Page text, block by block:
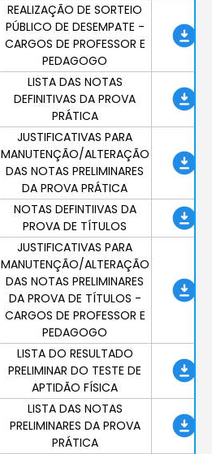
REALIZAÇÃO DE SORTEIO
PÚBLICO DE DESEMPATE -
CARGOS DE PROFESSOR E
PEDAGOGO
LISTA DAS NOTAS
DEFINITIVAS DA PROVA
PRÁTICA
JUSTIFICATIVAS PARA
MANUTENÇÃO/ALTERAÇÃO
DAS NOTAS PRELIMINARES
DA PROVA PRÁTICA
NOTAS DEFINTIIVAS DA
PROVA DE TÍTULOS
JUSTIFICATIVAS PARA
MANUTENÇÃO/ALTERAÇÃO
DAS NOTAS PRELIMINARES
DA PROVA DE TÍTULOS -
CARGOS DE PROFESSOR E
PEDAGOGO
LISTA DO RESULTADO
PRELIMINAR DO TESTE DE
APTIDÃO FÍSICA
LISTA DAS NOTAS
PRELIMINARES DA PROVA
PRÁTICA